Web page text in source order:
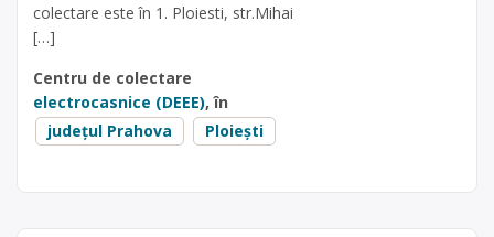
colectare este în 1. Ploiesti, str.Mihai
[…]
Centru de colectare
electrocasnice (DEEE), în
județul Prahova
Ploiești